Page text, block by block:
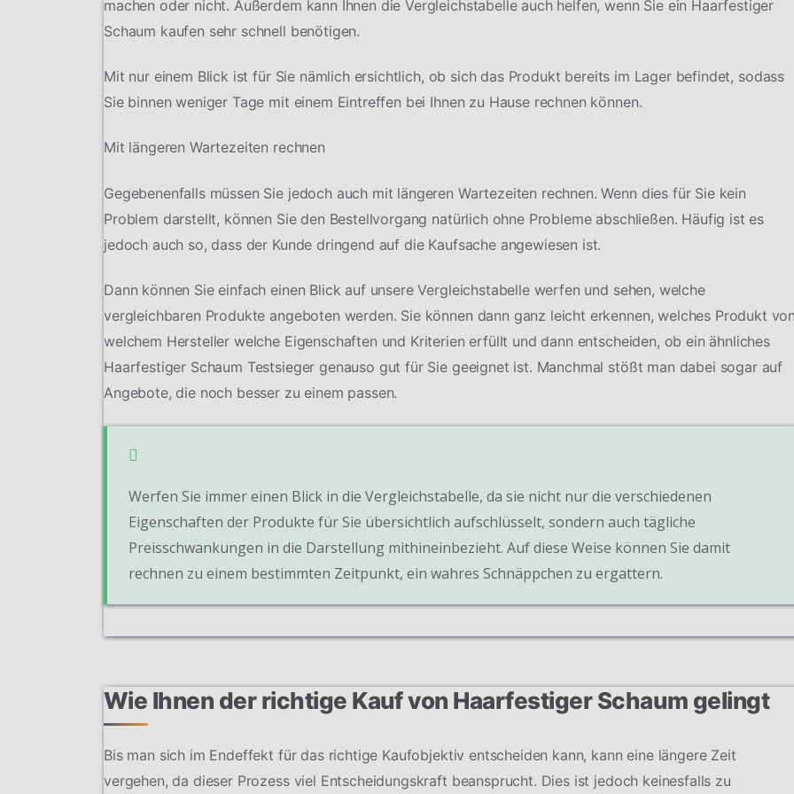
machen oder nicht. Außerdem kann Ihnen die Vergleichstabelle auch helfen, wenn Sie ein Haarfestiger
Schaum kaufen sehr schnell benötigen.
Mit nur einem Blick ist für Sie nämlich ersichtlich, ob sich das Produkt bereits im Lager befindet, sodass
Sie binnen weniger Tage mit einem Eintreffen bei Ihnen zu Hause rechnen können.
Mit längeren Wartezeiten rechnen
Gegebenenfalls müssen Sie jedoch auch mit längeren Wartezeiten rechnen. Wenn dies für Sie kein
Problem darstellt, können Sie den Bestellvorgang natürlich ohne Probleme abschließen. Häufig ist es
jedoch auch so, dass der Kunde dringend auf die Kaufsache angewiesen ist.
Dann können Sie einfach einen Blick auf unsere Vergleichstabelle werfen und sehen, welche
vergleichbaren Produkte angeboten werden. Sie können dann ganz leicht erkennen, welches Produkt
welchem Hersteller welche Eigenschaften und Kriterien erfüllt und dann entscheiden, ob ein ähnliches
Haarfestiger Schaum Testsieger genauso gut für Sie geeignet ist. Manchmal stößt man dabei sogar auf
Angebote, die noch besser zu einem passen.
Werfen Sie immer einen Blick in die Vergleichstabelle, da sie nicht nur die verschiedenen
Eigenschaften der Produkte für Sie übersichtlich aufschlüsselt, sondern auch tägliche
Preisschwankungen in die Darstellung mithineinbezieht. Auf diese Weise können Sie damit
rechnen zu einem bestimmten Zeitpunkt, ein wahres Schnäppchen zu ergattern.
Wie Ihnen der richtige Kauf von Haarfestiger Schaum gelingt
Bis man sich im Endeffekt für das richtige Kaufobjektiv entscheiden kann, kann eine längere Zeit
vergehen, da dieser Prozess viel Entscheidungskraft beansprucht. Dies ist jedoch keinesfalls zu